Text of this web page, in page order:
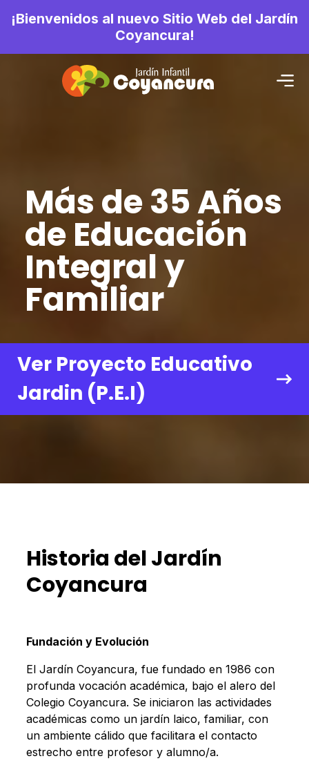
¡Bienvenidos al nuevo Sitio Web del Jardín
Coyancura!
Más de 35 Años
de Educación
Integral y
Familiar
Ver Proyecto Educativo
Jardin (P.E.I)
Historia del Jardín
Coyancura
Fundación y Evolución
El Jardín Coyancura, fue fundado en 1986 con
profunda vocación académica, bajo el alero del
Colegio Coyancura. Se iniciaron las actividades
académicas como un jardín laico, familiar, con
un ambiente cálido que facilitara el contacto
estrecho entre profesor y alumno/a.